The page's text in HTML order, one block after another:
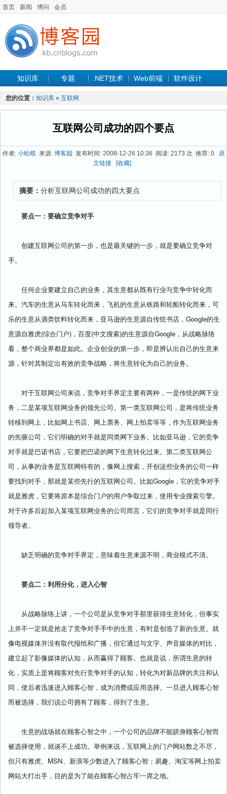
首页 新闻 博问 会员
知识库 专题 .NET技术 Web前端 软件设计
手机开发 软件工程
最新文章
您的位置： 知识库 » 互联网
互联网公司成功的四个要点
作者: 小蛤蟆来源: 博客园 发布时间: 2008-12-26 10:36 阅读: 2173 次 推荐: 0
原
文链接
[收藏]
摘要： 分析互联网公司成功的四大要点
要点一：要确立竞争对手
创建互联网公司的第一步，也是最关键的一步，就是要确立竞争对
手。
任何企业要建立自己的业务，其生意都从既有行业与竞争中转化而
来。汽车的生意从马车转化而来，飞机的生意从铁路和轮船转化而来，可
乐的生意从酒类饮料转化而来，亚马逊的生意源自传统书店，Google的生
意源自雅虎(综合门户)，百度(中文搜索)的生意源自Google，从战略脉络
看，整个商业界都是如此。企业创业的第一步，即是辨认出自己的生意来
源，针对其制定出有效的竞争战略，将生意转化为自己的业务。
对于互联网公司来说，竞争对手界定主要有两种，一是传统的网下业
务，二是某项互联网业务的领先公司。第一类互联网公司，是将传统业务
转移到网上，比如网上书店、网上票务、网上拍卖等等，作为互联网业务
的先驱公司，它们明确的对手就是同类网下业务。比如亚马逊，它的竞争
对手就是巴诺书店，它要把巴诺的网下生意转化过来。第二类互联网公
司，从事的业务是互联网特有的，像网上搜索，开创这些业务的公司一样
要找到对手，那就是某些先行的互联网公司。比如Google，它的竞争对手
就是雅虎，它要将原本是综合门户的用户争取过来，使用专业搜索引擎。
对于许多后起加入某项互联网业务的公司而言，它们的竞争对手就是同行
领导者。
缺乏明确的竞争对手界定，意味着生意来源不明，商业模式不清。
要点二：利用分化，进入心智
从战略脉络上讲，一个公司是从竞争对手那里获得生意转化，但事实
上并不一定就是抢走了竞争对手手中的生意，有时是创造了新的生意。就
像电视媒体并没有取代报纸和广播，但它通过与文字、声音媒体的对比，
建立起了影像媒体的认知，从而赢得了顾客。也就是说，所谓生意的转
化，实质上是将顾客对先行竞争对手的认知，转化为对新品牌的关注和认
同，使后者迅速进入顾客心智，成为消费或应用选择。一旦进入顾客心智
而被选择，我们说公司拥有了顾客，得到了生意。
生意的战场就在顾客心智之中，一个公司的品牌不能跻身顾客心智而
被选择使用，就谈不上成功。举例来说，互联网上的门户网站数之不尽，
但只有雅虎、MSN、新浪等少数进入了顾客心智；易趣、淘宝等网上拍卖
网站大打出手，目的是为了能在顾客心智占牢一席之地。